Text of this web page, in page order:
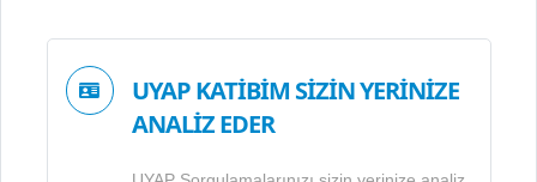
UYAP KATİBİM SİZİN YERİNİZE
ANALİZ EDER